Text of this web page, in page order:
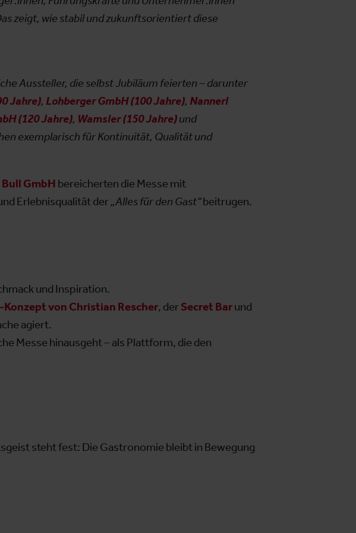
zeigt, wie stabil und zukunftsorientiert diese
Aussteller, die selbst Jubiläum feierten – darunter
Jahre), Lohberger GmbH (100 Jahre), Nannerl
(120 Jahre), Wamsler (150 Jahre)und
exemplarisch für Kontinuität, Qualität und
Bull GmbH bereicherten die Messe mit
Erlebnisqualität der„Alles für den Gast“beitrugen.
und Inspiration.
von Christian Rescher, derSecret Barund
agiert.
Messe hinausgeht – als Plattform, die den
steht fest: Die Gastronomie bleibt in Bewegung